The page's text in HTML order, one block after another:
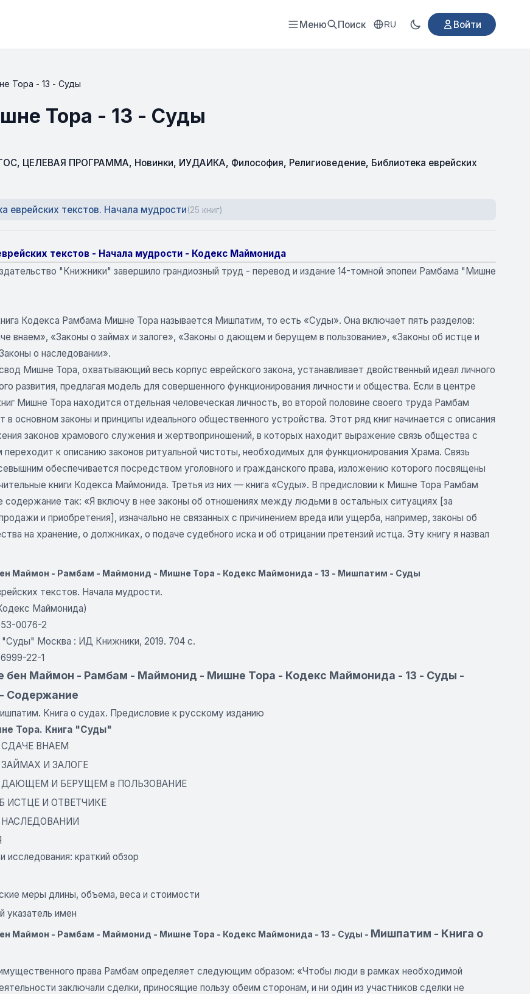
Меню Поиск RU Войти
Тора - 13 - Суды
Тора - 13 - Суды
, ЦЕЛЕВАЯ ПРОГРАММА, Новинки, ИУДАИКА, Философия, Религиоведение, Библиотека еврейских
еврейских текстов. Начала мудрости(25 книг)
текстов - Начала мудрости - Кодекс Маймонида
"Книжники" завершило грандиозный труд - перевод и издание 14-томной эпопеи Рамбама "Мишне
Кодекса Рамбама Мишне Тора называется Мишпатим, то есть «Суды». Она включает пять разделов:
внаем», «Законы о займах и залоге», «Законы о дающем и берущем в пользование», «Законы об истце и
о наследовании».
Мишне Тора, охватывающий весь корпус еврейского закона, устанавливает двойственный идеал личного
развития, предлагая модель для совершенного функционирования личности и общества. Если в центре
Мишне Тора находится отдельная человеческая личность, во второй половине своего труда Рамбам
в основном законы и принципы идеального общественного устройства. Этот ряд книг начинается с описания
законов храмового служения и жертвоприношений, в которых находит выражение связь общества с
переходит к описанию законов ритуальной чистоты, необходимых для функционирования Храма. Связь
обеспечивается посредством уголовного и гражданского права, изложению которого посвящены
книги Кодекса Маймонида. Третья из них — книга «Суды». В предисловии к Мишне Тора Рамбам
содержание так: «Я включу в нее законы об отношениях между людьми в остальных ситуациях [за
и приобретения], изначально не связанных с причинением вреда или ущерба, например, законы об
на хранение, о должниках, о подаче судебного иска и об отрицании претензий истца. Эту книгу я назвал
Маймон - Рамбам - Маймонид - Мишне Тора - Кодекс Маймонида - 13 - Мишпатим - Суды
текстов. Начала мудрости.
Маймонида)
0076-2
"Суды" Москва : ИД Книжники, 2019. 704 с.
22-1
бен Маймон - Рамбам - Маймонид - Мишне Тора - Кодекс Маймонида - 13 - Суды -
Содержание
Книга о судах. Предисловие к русскому изданию
Тора. Книга "Суды"
ВНАЕМ
И ЗАЛОГЕ
ДАЮЩЕМ И БЕРУЩЕМ в ПОЛЬЗОВАНИЕ
ИСТЦЕ И ОТВЕТЧИКЕ
исследования: краткий обзор
меры длины, объема, веса и стоимости
указатель имен
Маймон - Рамбам - Маймонид - Мишне Тора - Кодекс Маймонида - 13 - Суды - Мишпатим - Книга о
права Рамбам определяет следующим образом: «Чтобы люди в рамках необходимой
заключали сделки, приносящие пользу обеим сторонам, и ни один из участников сделки не